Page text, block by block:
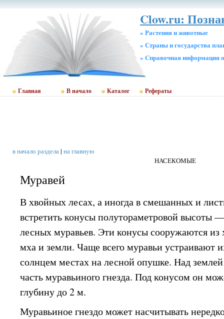
Clow.ru:
» Растения и животные
» Страны и государства
» Cправочная информация
Главная В начало Каталог Рефераты
в начало раздела| на главную
НАСЕКОМЫЕ
Муравей
В хвойных лесах, а иногда в смешанных и
встретить конусы полутораметровой
лесных муравьев. Эти конусы сооружаются из
мха и земли. Чаще всего муравьи устраивают
солнцем местах на лесной опушке. Над
часть муравьиного гнезда. Под конусом он
глубину до 2 м.
Муравьиное гнездо может насчитывать